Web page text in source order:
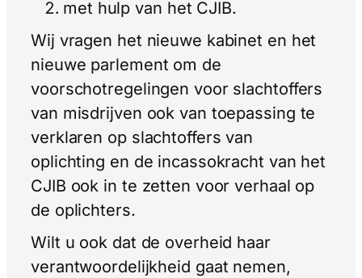
met hulp van het CJIB.
Wij vragen het nieuwe kabinet en het
nieuwe parlement om de
voorschotregelingen voor slachtoffers
van misdrijven ook van toepassing te
verklaren op slachtoffers van
oplichting en de incassokracht van het
CJIB ook in te zetten voor verhaal op
de oplichters.
Wilt u ook dat de overheid haar
verantwoordelijkheid gaat nemen,